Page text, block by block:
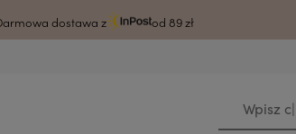
na awarię systemu czas wysyłki może ulec
dostawa z od 89 zł